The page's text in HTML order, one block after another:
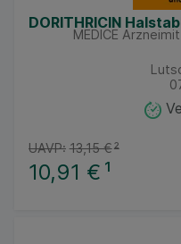
DORITHRICIN
MEDICE
10,91 € ¹
UAVP: 13,15 €²